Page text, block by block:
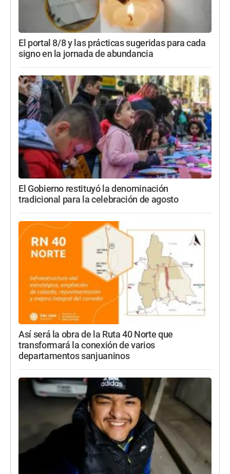
El portal 8/8 y las prácticas sugeridas para cada
signo en la jornada de abundancia
El Gobierno restituyó la denominación
tradicional para la celebración de agosto
Así será la obra de la Ruta 40 Norte que
transformará la conexión de varios
departamentos sanjuaninos